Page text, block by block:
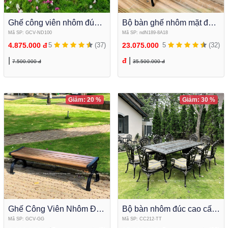
Ghế công viên nhôm đúc
màu trắng GCV-ND100
Mã SP: GCV-ND100
5 (37)
4.875.000 đ
7.500.000 đ
Bộ bàn ghế nhôm mặt đá
tích hợp bếp nướng điện
NDN189-8A18
Mã SP: ndN189-8A18
5 (32)
23.075.000
đ
35.500.000 đ
Ghế Công Viên Nhôm Đúc
Không Tựa Ngoài Trời
Mã SP: GCV-GG
Giảm: 20 %
Bộ bàn nhôm đúc cao cấp
dành cho biệt thự khu nghĩ
Mã SP: CC212-TT
Giảm: 30 %